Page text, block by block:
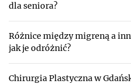
dla seniora?
Różnice między migreną a
jak je odróżnić?
Chirurgia Plastyczna w